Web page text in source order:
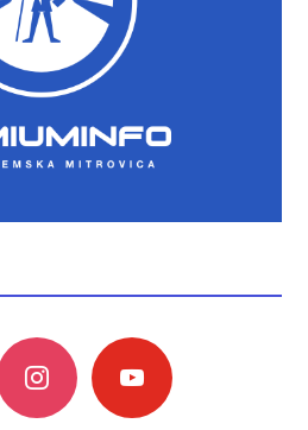
instagram youtube